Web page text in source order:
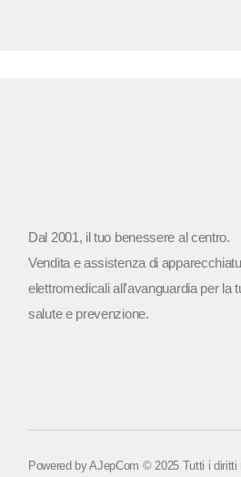
Dal 2001, il tuo benessere al centro.
Vendita e assistenza di
elettromedicali all'avanguardia per la
salute e prevenzione.
Powered byAJepCom © 2025 Tutti i diritti